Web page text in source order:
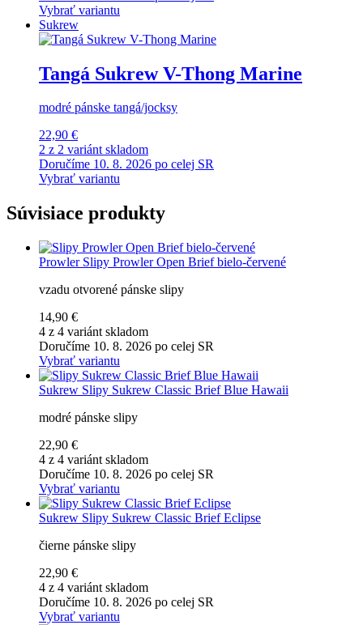
Vybrať variantu
Sukrew
Tangá Sukrew V-Thong Marine
modré pánske tangá/jocksy
22,90 €
2 z 2 variánt skladom
Doručíme 10. 8. 2026 po celej SR
Vybrať variantu
Súvisiace produkty
Prowler Slipy Prowler Open Brief bielo-červené
vzadu otvorené pánske slipy
14,90 €
4 z 4 variánt skladom
Doručíme 10. 8. 2026 po celej SR
Vybrať variantu
Sukrew Slipy Sukrew Classic Brief Blue Hawaii
modré pánske slipy
22,90 €
4 z 4 variánt skladom
Doručíme 10. 8. 2026 po celej SR
Vybrať variantu
Sukrew Slipy Sukrew Classic Brief Eclipse
čierne pánske slipy
22,90 €
4 z 4 variánt skladom
Doručíme 10. 8. 2026 po celej SR
Vybrať variantu